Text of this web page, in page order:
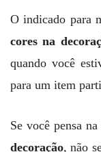
O indicado para
cores na
quando você
para um item
Se você pensa
decoração, não